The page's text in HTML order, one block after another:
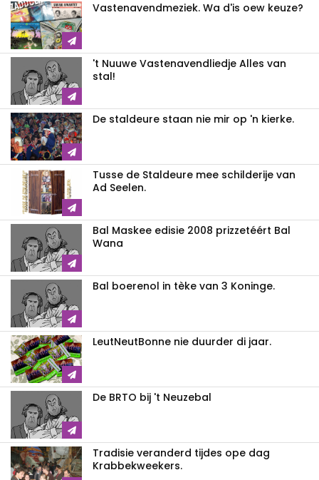
Vastenavendmeziek. Wa d'is oew keuze?
't Nuuwe Vastenavendliedje Alles van
stal!
De staldeure staan nie mir op 'n kierke.
Tusse de Staldeure mee schilderije van
Ad Seelen.
Bal Maskee edisie 2008 prizzetéért Bal
Wana
Bal boerenol in tèke van 3 Koninge.
LeutNeutBonne nie duurder di jaar.
De BRTO bij 't Neuzebal
Tradisie veranderd tijdes ope dag
Krabbekweekers.